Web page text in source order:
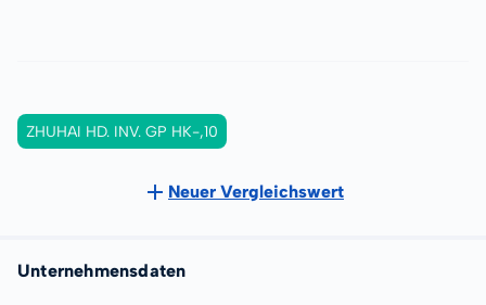
ZHUHAI HD. INV. GP HK-,10
Neuer Vergleichswert
Unternehmensdaten